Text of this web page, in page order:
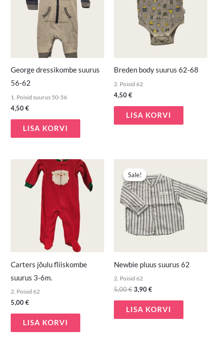
George dressikombe suurus
56-62
1. Poisid suurus 50-56
4,50€
LISA KORVI
Breden body suurus 62-68
2. Poisid 62
4,50€
LISA KORVI
Carters jõulu fliiskombe
suurus 3-6m.
2. Poisid 62
5,00€
LISA KORVI
Sale!
Sale!
Newbie pluus suurus 62
2. Poisid 62
5,00€
hind
oli:
5,00 €.
3,90€
on:
3,90 €.
LISA KORVI